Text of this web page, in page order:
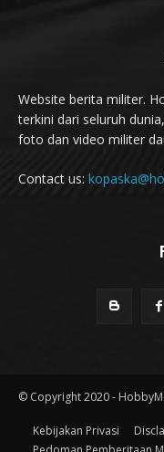
Website berita militer.
terkini dari seluruh
foto dan video militer
Contact us:
© Copyright 2020 -
Kebijakan Privasi